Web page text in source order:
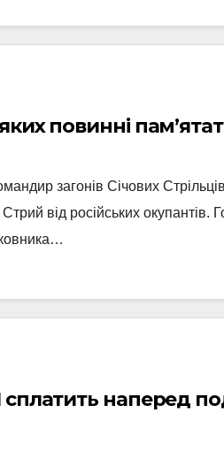
загонів Січових
від російських
наперед